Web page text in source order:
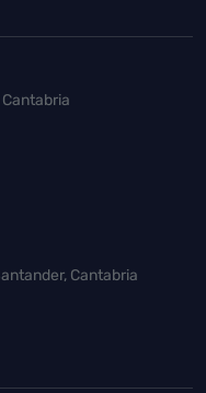
Cantabria